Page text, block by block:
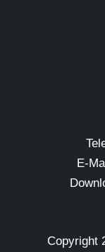
E-
Copyright